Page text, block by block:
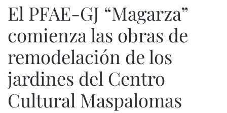
El PFAE-GJ “Magarza”
comienza las obras de
remodelación de los
jardines del Centro
Cultural Maspalomas